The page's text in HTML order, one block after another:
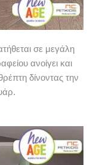
σε μεγάλη
ανοίγει και
δίνοντας την